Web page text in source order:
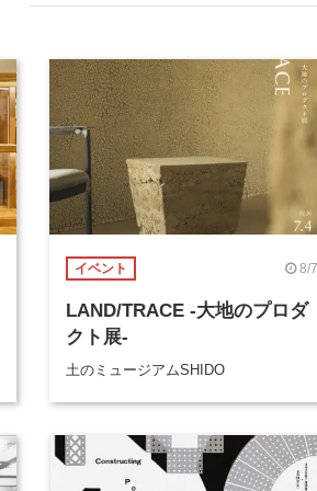
イベント 8/7
LAND/TRACE -大地のプロダ
クト展-
土のミュージアムSHIDO